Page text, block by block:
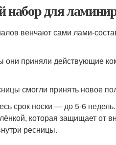
для
венчают сами лами-
они приняли действующие
смогли принять новое
срок носки — до 5-6
которая защищает от
ресницы.